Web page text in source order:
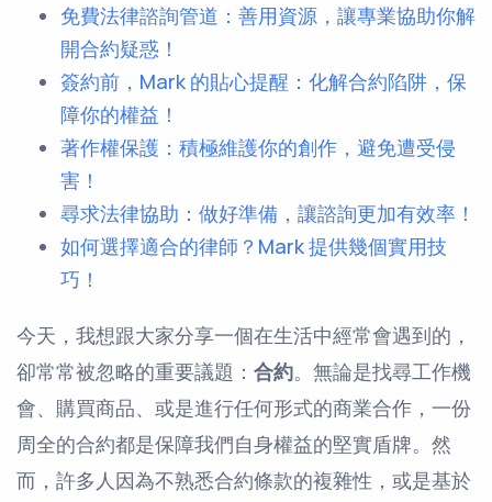
免費法律諮詢管道：善用資源，讓專業協助你解
開合約疑惑！
簽約前，Mark 的貼心提醒：化解合約陷阱，保
障你的權益！
著作權保護：積極維護你的創作，避免遭受侵
害！
尋求法律協助：做好準備，讓諮詢更加有效率！
如何選擇適合的律師？Mark 提供幾個實用技
巧！
今天，我想跟大家分享一個在生活中經常會遇到的，
卻常常被忽略的重要議題： 合約。無論是找尋工作機
會、購買商品、或是進行任何形式的商業合作，一份
周全的合約都是保障我們自身權益的堅實盾牌。然
而，許多人因為不熟悉合約條款的複雜性，或是基於